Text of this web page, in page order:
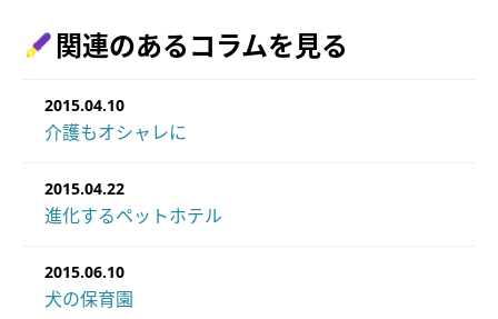
関連のあるコラムを見る
2015.04.10
介護もオシャレに
2015.04.22
進化するペットホテル
2015.06.10
犬の保育園